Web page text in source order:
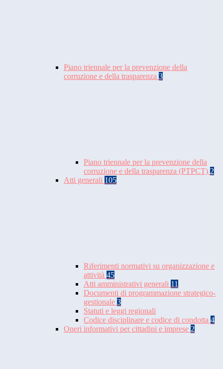
Piano triennale per la prevenzione della
corruzione e della trasparenza 3
Piano triennale per la prevenzione della
corruzione e della trasparenza (PTPCT) 2
Atti generali 105
Riferimenti normativi su organizzazione e
attività 45
Atti amministrativi generali 11
Documenti di programmazione strategico-
gestionale 3
Statuti e leggi regionali
Codice disciplinare e codice di condotta 4
Oneri informativi per cittadini e imprese 2